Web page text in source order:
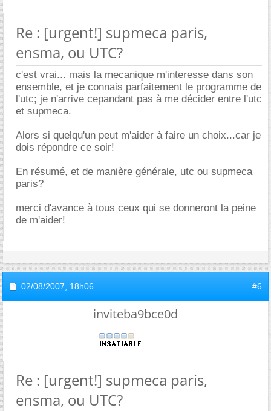
Re : [urgent!] supmeca paris,
ensma, ou UTC?
c'est vrai... mais la mecanique m'interesse dans son
ensemble, et je connais parfaitement le programme de
l'utc; je n'arrive cepandant pas à me décider entre l'utc
et supmeca.
Alors si quelqu'un peut m'aider à faire un choix...car je
dois répondre ce soir!
En résumé, et de manière générale, utc ou supmeca
paris?
merci d'avance à tous ceux qui se donneront la peine
de m'aider!
02/08/2007, 18h06 #6
inviteba9bce0d
Re : [urgent!] supmeca paris,
ensma, ou UTC?